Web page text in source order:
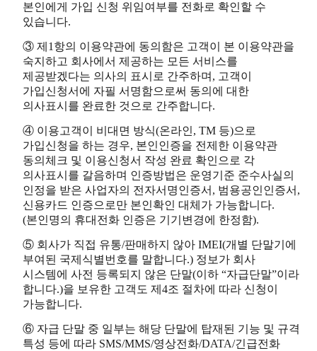
본인에게 가입 신청 위임여부를 전화로 확인할 수
있습니다.
③ 제1항의 이용약관에 동의함은 고객이 본 이용약관을
숙지하고 회사에서 제공하는 모든 서비스를
제공받겠다는 의사의 표시로 간주하며, 고객이
가입신청서에 자필 서명함으로써 동의에 대한
의사표시를 완료한 것으로 간주합니다.
④ 이용고객이 비대면 방식(온라인, TM 등)으로
가입신청을 하는 경우, 본인인증을 전제한 이용약관
동의체크 및 이용신청서 작성 완료 확인으로 각
의사표시를 갈음하며 인증방법은 운영기준 준수사실의
인정을 받은 사업자의 전자서명인증서, 범용공인인증서,
신용카드 인증으로만 본인확인 대체가 가능합니다.
(본인명의 휴대전화 인증은 기기변경에 한정함).
⑤ 회사가 직접 유통/판매하지 않아 IMEI(개별 단말기에
부여된 국제식별번호를 말합니다.) 정보가 회사
시스템에 사전 등록되지 않은 단말(이하 “자급단말”이라
합니다.)을 보유한 고객도 제4조 절차에 따라 신청이
가능합니다.
⑥ 자급 단말 중 일부는 해당 단말에 탑재된 기능 및 규격
특성 등에 따라 SMS/MMS/영상전화/DATA/긴급전화